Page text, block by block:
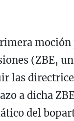
moción
(ZBE,
las
a dicha
del